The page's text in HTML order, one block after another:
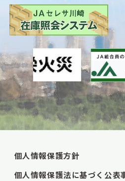
個人情報保護方針
個人情報保護法に基づく公表